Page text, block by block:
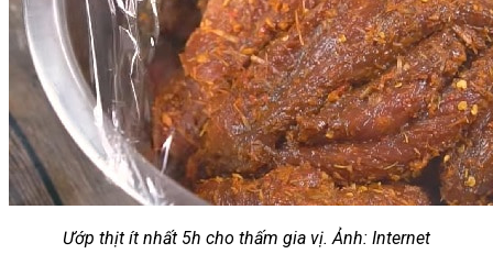
Ướp thịt ít nhất 5h cho thấm gia vị. Ảnh: Internet